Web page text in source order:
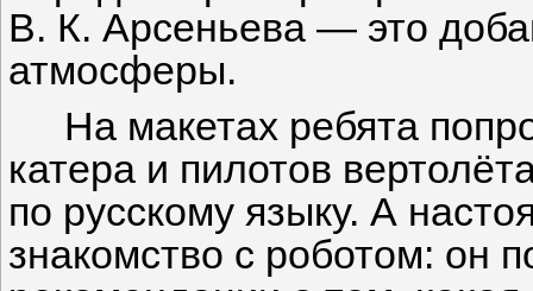
В. К. Арсеньева — это
атмосферы.
На макетах ребята
катера и пилотов
по русскому языку. А
знакомство с роботом: он